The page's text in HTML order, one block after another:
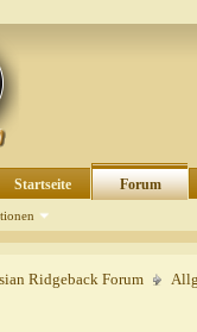
Startseite Forum
Ridgeback Forum